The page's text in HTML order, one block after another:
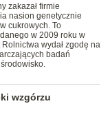
zakazał firmie
nasion genetycznie
cukrowych. To
w 2009 roku w
wydał zgodę na
badań
wzgórzu